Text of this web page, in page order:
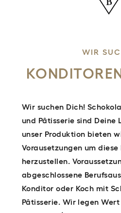
WIR
Wir suchen Dich!
und Pâtisserie sind Deine
unser Produktion bieten
Vorausetzungen um
herzustellen.
abgeschlossene
Konditor oder Koch mit
Pâtisserie. Wir legen